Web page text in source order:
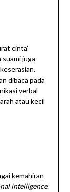
cinta’
juga
dibaca pada
verbal
atau kecil
kemahiran
intelligence.